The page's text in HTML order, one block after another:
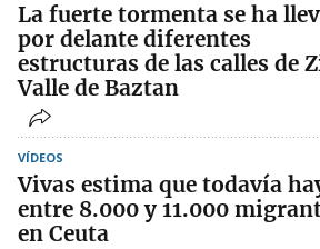
La fuerte tormenta se ha
por delante diferentes
estructuras de las calles de
Valle de Baztan
VÍDEOS
Vivas estima que todavía
entre 8.000 y 11.000
en Ceuta